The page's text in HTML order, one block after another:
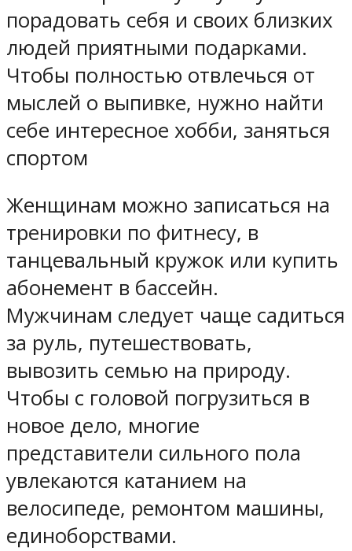
порадовать себя и своих близких
людей приятными подарками.
Чтобы полностью отвлечься от
мыслей о выпивке, нужно найти
себе интересное хобби, заняться
спортом
Женщинам можно записаться на
тренировки по фитнесу, в
танцевальный кружок или купить
абонемент в бассейн.
Мужчинам следует чаще садиться
за руль, путешествовать,
вывозить семью на природу.
Чтобы с головой погрузиться в
новое дело, многие
представители сильного пола
увлекаются катанием на
велосипеде, ремонтом машины,
единоборствами.